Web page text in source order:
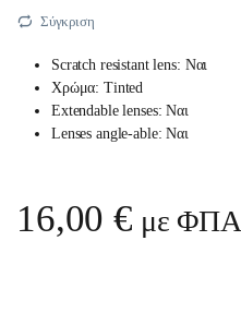
Σύγκριση
Scratch resistant lens: Ναι
Χρώμα: Tinted
Extendable lenses: Ναι
Lenses angle-able: Ναι
16,00€ με ΦΠΑ